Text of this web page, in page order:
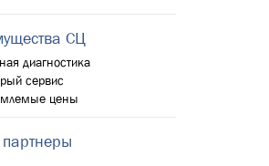
СЦ
диагностика
сервис
цены